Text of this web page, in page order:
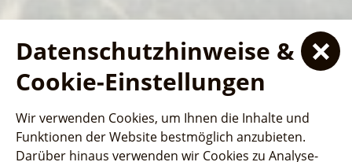
Schiffstouren
Jede Fahrt bietet atemberaubende Aussichten und
interessante Einblicke in die lokale Geschichte und
Ferienhaus- und
Campingpark "Ludwig
Leichhardt"
Ferienhaus- und
Campingpark "Ludwig
Leichhardt"
SeeSauna
Wellness und Entspannung auf dem
Schiffstouren
Jede Fahrt bietet atemberaubende Aussichten und
interessante Einblicke in die lokale Geschichte und
Ferienhaus- und
Campingpark "Ludwig
Leichhardt"
Datenschutzhinweise &
Cookie-Einstellungen
Wir verwenden Cookies, um Ihnen die Inhalte und
Funktionen der Website bestmöglich anzubieten.
Darüber hinaus verwenden wir Cookies zu Analyse-